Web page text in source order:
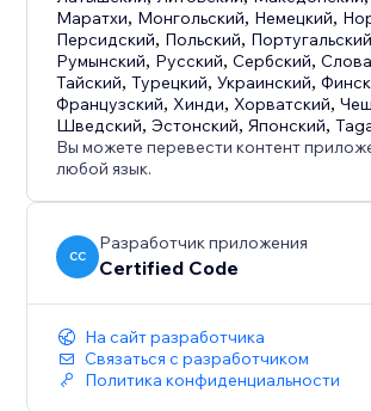
Маратхи, Монгольский, Немецкий,
Персидский, Польский, Португальский
Румынский, Русский,Сербский,
Тайский,Турецкий,Украинский,
Французский, Хинди, Хорватский,
Шведский,Эстонский,Японский,
Вы можете перевести контент
любой язык.
CC
Разработчик приложения
Certified Code
На сайт разработчика
Связаться с разработчиком
Политика конфиденциальности